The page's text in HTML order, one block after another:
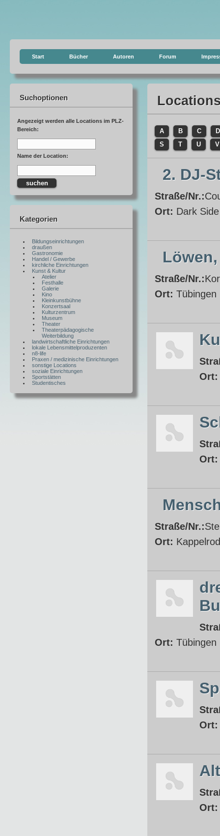
Start Bücher Autoren Forum
Suchoptionen
Angezeigt werden alle Locations im PLZ-
Bereich:
Name der Location:
Kategorien
Bildungseinrichtungen
draußen
Gastronomie
Handel / Gewerbe
kirchliche Einrichtungen
Kunst & Kultur
Atelier
Festhalle
Galerie
Kino
Kleinkunstbühne
Konzertsaal
Kulturzentrum
Museum
Theater
Theaterpädagogische
Weiterbildung
landwirtschaftliche Einrichtungen
lokale Lebensmittelproduzenten
n8-life
Praxen / medizinische Einrichtungen
sonstige Locations
soziale Einrichtungen
Sportstätten
Studentisches
A B C
D
S
T U V
2. DJ-
Straße/Nr.:
Ort: Dark
Straße/Nr.:
Ort: Tübingen
Straße/Nr.:
Ort:
Ort: Tübingen